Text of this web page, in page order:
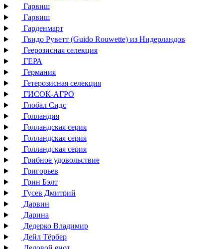
Гарвиш
Гарвиш
Гарденмарт
Гвидо Руветт (Guido Rouwette) из Нидерландов
Геерозисная селекция
ГЕРА
Германия
Гетерозисная селекция
ГИСОК-АГРО
Глобал Сидс
Голландия
Голландская серия
Голландская серия
Голландская серия
Грибное удовольствие
Григорьев
Грин Бэлт
Гусев Дмитрий
Дарвин
Дарина
Дедерко Владимир
Дейл Тёрбер